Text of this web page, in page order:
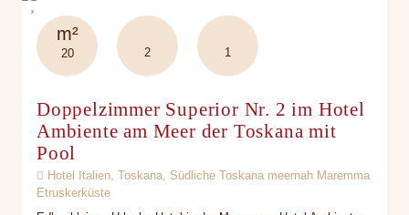
m²
20 2 1
Doppelzimmer Superior Nr. 2 im Hotel
Ambiente am Meer der Toskana mit
Pool
Hotel Italien, Toskana, Südliche Toskana meernah Maremma
Etruskerküste